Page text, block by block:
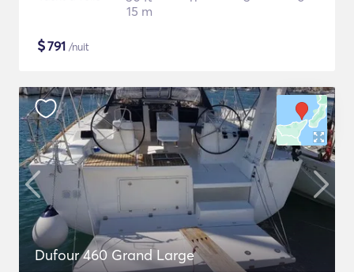
15 m
$791 /nuit
Dufour 460 Grand Large